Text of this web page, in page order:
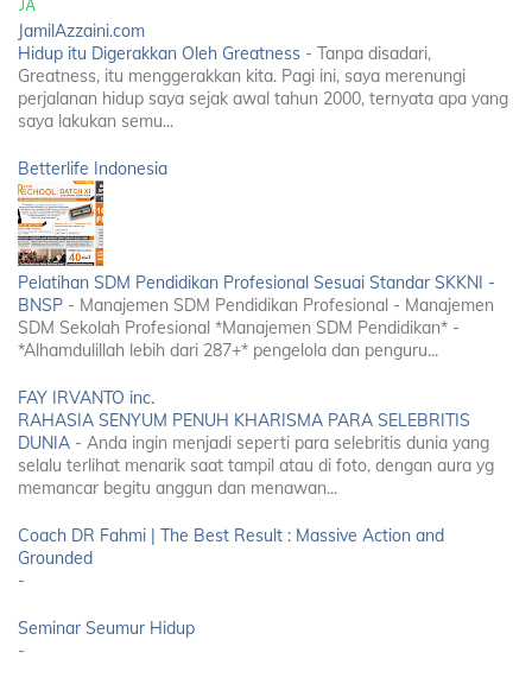
JamilAzzaini.com
Hidup itu Digerakkan Oleh Greatness - Tanpa disadari,
Greatness, itu menggerakkan kita. Pagi ini, saya merenungi
perjalanan hidup saya sejak awal tahun 2000, ternyata apa yang
saya lakukan semu...
Betterlife Indonesia
Pelatihan SDM Pendidikan Profesional Sesuai Standar SKKNI -
BNSP - Manajemen SDM Pendidikan Profesional - Manajemen
SDM Sekolah Profesional *Manajemen SDM Pendidikan* -
*Alhamdulillah lebih dari 287+* pengelola dan penguru...
FAY IRVANTO inc.
RAHASIA SENYUM PENUH KHARISMA PARA SELEBRITIS
DUNIA - Anda ingin menjadi seperti para selebritis dunia yang
selalu terlihat menarik saat tampil atau di foto, dengan aura yg
memancar begitu anggun dan menawan...
Coach DR Fahmi | The Best Result : Massive Action and
Grounded
-
Seminar Seumur Hidup
-